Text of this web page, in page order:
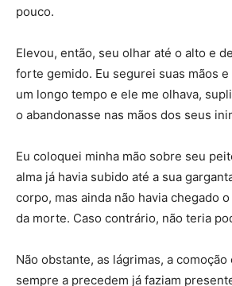
pouco.
Elevou, então, seu olhar até o alto e
forte gemido. Eu segurei suas mãos
um longo tempo e ele me olhava,
o abandonasse nas mãos dos seus
Eu coloquei minha mão sobre seu
alma já havia subido até a sua
corpo, mas ainda não havia chegado
da morte. Caso contrário, não teria
Não obstante, as lágrimas, a
sempre a precedem já faziam